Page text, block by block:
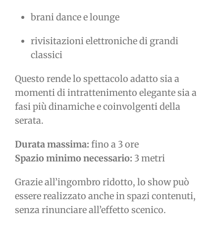
brani dance e lounge
rivisitazioni elettroniche di grandi
classici
Questo rende lo spettacolo adatto sia a
momenti di intrattenimento elegante sia a
fasi più dinamiche e coinvolgenti della
serata.
Durata massima: fino a 3 ore
Spazio minimo necessario: 3 metri
Grazie all’ingombro ridotto, lo show può
essere realizzato anche in spazi contenuti,
senza rinunciare all’effetto scenico.